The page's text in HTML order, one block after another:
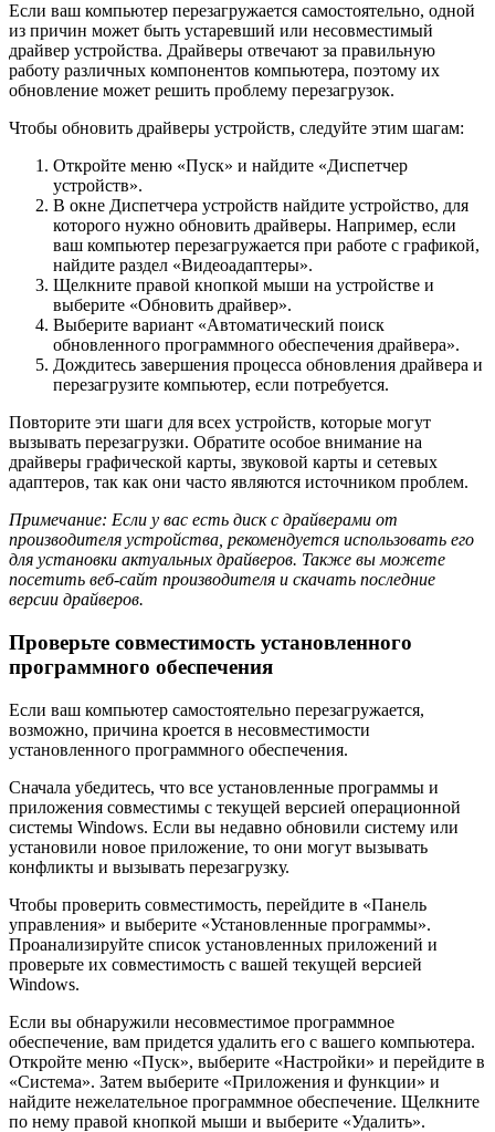
Если ваш компьютер перезагружается самостоятельно, одной
из причин может быть устаревший или несовместимый
драйвер устройства. Драйверы отвечают за правильную
работу различных компонентов компьютера, поэтому их
обновление может решить проблему перезагрузок.
Чтобы обновить драйверы устройств, следуйте этим шагам:
Откройте меню «Пуск» и найдите «Диспетчер
устройств».
В окне Диспетчера устройств найдите устройство, для
которого нужно обновить драйверы. Например, если
ваш компьютер перезагружается при работе с графикой,
найдите раздел «Видеоадаптеры».
Щелкните правой кнопкой мыши на устройстве и
выберите «Обновить драйвер».
Выберите вариант «Автоматический поиск
обновленного программного обеспечения драйвера».
Дождитесь завершения процесса обновления драйвера и
перезагрузите компьютер, если потребуется.
Повторите эти шаги для всех устройств, которые могут
вызывать перезагрузки. Обратите особое внимание на
драйверы графической карты, звуковой карты и сетевых
адаптеров, так как они часто являются источником проблем.
Примечание: Если у вас есть диск с драйверами от
производителя устройства, рекомендуется использовать его
для установки актуальных драйверов. Также вы можете
посетить веб-сайт производителя и скачать последние
версии драйверов.
Проверьте совместимость установленного
программного обеспечения
Если ваш компьютер самостоятельно перезагружается,
возможно, причина кроется в несовместимости
установленного программного обеспечения.
Сначала убедитесь, что все установленные программы и
приложения совместимы с текущей версией операционной
системы Windows. Если вы недавно обновили систему или
установили новое приложение, то они могут вызывать
конфликты и вызывать перезагрузку.
Чтобы проверить совместимость, перейдите в «Панель
управления» и выберите «Установленные программы».
Проанализируйте список установленных приложений и
проверьте их совместимость с вашей текущей версией
Windows.
Если вы обнаружили несовместимое программное
обеспечение, вам придется удалить его с вашего компьютера.
Откройте меню «Пуск», выберите «Настройки» и перейдите в
«Система». Затем выберите «Приложения и функции» и
найдите нежелательное программное обеспечение. Щелкните
по нему правой кнопкой мыши и выберите «Удалить».